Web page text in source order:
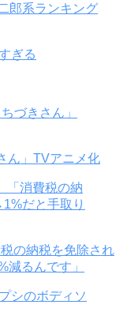
郎系ランキング
ん」TVアニメ化
の納税を免除され
るんです」